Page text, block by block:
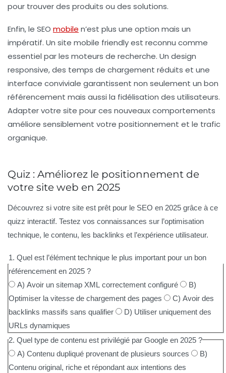
pour trouver des produits ou des solutions.
Enfin, le SEO mobile n’est plus une option mais un
impératif. Un site mobile friendly est reconnu comme
essentiel par les moteurs de recherche. Un design
responsive, des temps de chargement réduits et une
interface conviviale garantissent non seulement un bon
référencement mais aussi la fidélisation des utilisateurs.
Adapter votre site pour ces nouveaux comportements
améliore sensiblement votre positionnement et le trafic
organique.
Quiz : Améliorez le positionnement de
votre site web en 2025
Découvrez si votre site est prêt pour le SEO en 2025 grâce à ce
quizz interactif. Testez vos connaissances sur l’optimisation
technique, le contenu, les backlinks et l’expérience utilisateur.
1. Quel est l’élément technique le plus important pour un bon
référencement en 2025 ?
A) Avoir un sitemap XML correctement configuré
B)
Optimiser la vitesse de chargement des pages
C) Avoir des
backlinks massifs sans qualifier
D) Utiliser uniquement des
URLs dynamiques
2. Quel type de contenu est privilégié par Google en 2025 ?
A) Contenu dupliqué provenant de plusieurs sources
B)
Contenu original, riche et répondant aux intentions des